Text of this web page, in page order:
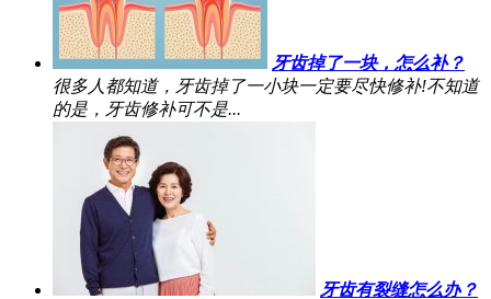
牙齿掉了一块，怎么补？
很多人都知道，牙齿掉了一小块一定要尽快修补!不知道
的是，牙齿修补可不是...
牙齿有裂缝怎么办？